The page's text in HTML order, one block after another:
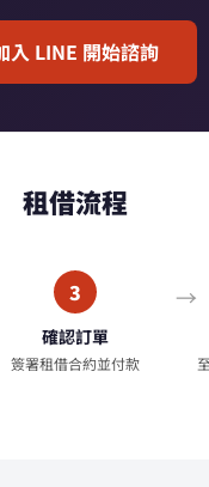
入 LINE 開始諮詢
租借流程
3
確認訂單
簽署租借合約並付款